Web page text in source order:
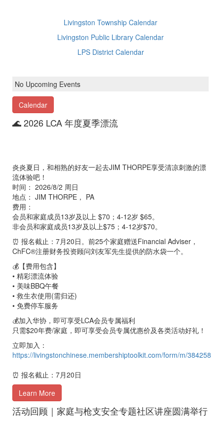
Livingston Township Calendar
Livingston Public Library Calendar
LPS District Calendar
No Upcoming Events
Calendar
🌊 2026 LCA 年度夏季漂流
炎炎夏日，和相熟的好友一起去JIM THORPE享受清凉刺激的漂
流体验吧！
时间： 2026/8/2 周日
地点： JIM THORPE， PA
费用：
会员和家庭成员13岁及以上 $70；4-12岁 $65。
非会员和家庭成员13岁及以上$75；4-12岁$70。
⏰ 报名截止：7月20日。前25个家庭赠送Financial Adviser，
ChFC®注册财务投资顾问刘友军先生提供的防水袋一个。
💰【费用包含】
• 精彩漂流体验
• 美味BBQ午餐
• 救生衣使用(需归还)
• 免费停车服务
💰加入华协，即可享受LCA会员专属福利
只需$20年费/家庭，即可享受会员专属优惠价及各类活动好礼！
立即加入：
https://livingstonchinese.membershiptoolkit.com/form/m/384258
⏰ 报名截止：7月20日
Learn More
活动回顾｜家庭与枪支安全专题社区讲座圆满举行